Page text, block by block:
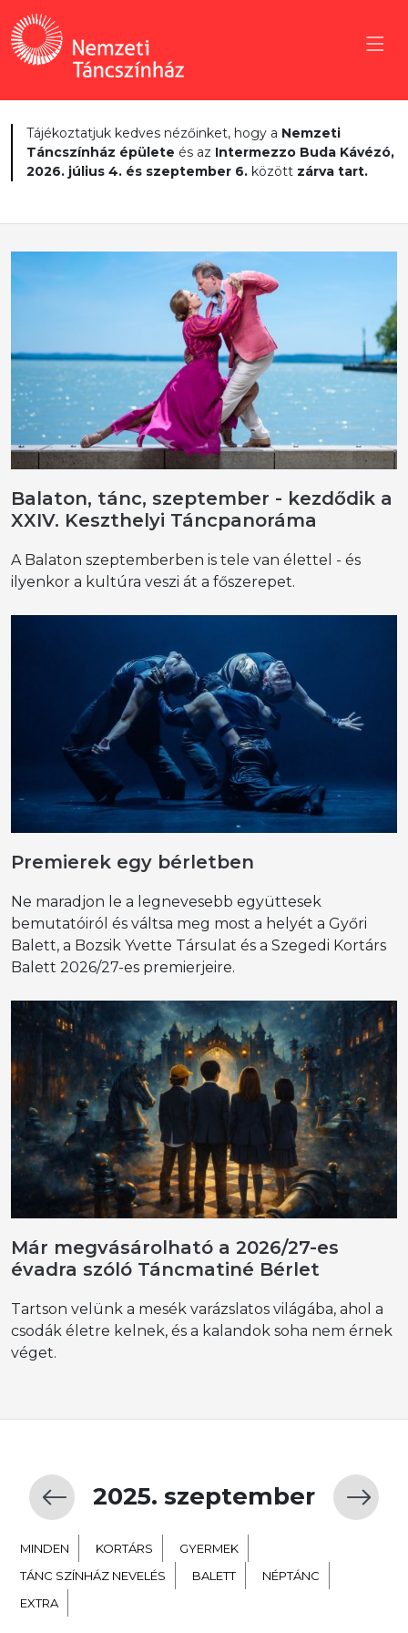
Tájékoztatjuk kedves nézőinket, hogy a Nemzeti
Táncszínház épülete és az Intermezzo Buda Kávézó,
2026. július 4. és szeptember 6. között zárva tart.
Balaton, tánc, szeptember - kezdődik a
XXIV. Keszthelyi Táncpanoráma
A Balaton szeptemberben is tele van élettel - és
ilyenkor a kultúra veszi át a főszerepet.
Premierek egy bérletben
Ne maradjon le a legnevesebb együttesek
bemutatóiról és váltsa meg most a helyét a Győri
Balett, a Bozsik Yvette Társulat és a Szegedi Kortárs
Balett 2026/27-es premierjeire.
Már megvásárolható a 2026/27-es
évadra szóló Táncmatiné Bérlet
Tartson velünk a mesék varázslatos világába, ahol a
csodák életre kelnek, és a kalandok soha nem érnek
véget.
2025. szeptember
MINDEN KORTÁRS
GYERMEK
TÁNC SZÍNHÁZ NEVELÉS
BALETT
NÉPTÁNC
EXTRA